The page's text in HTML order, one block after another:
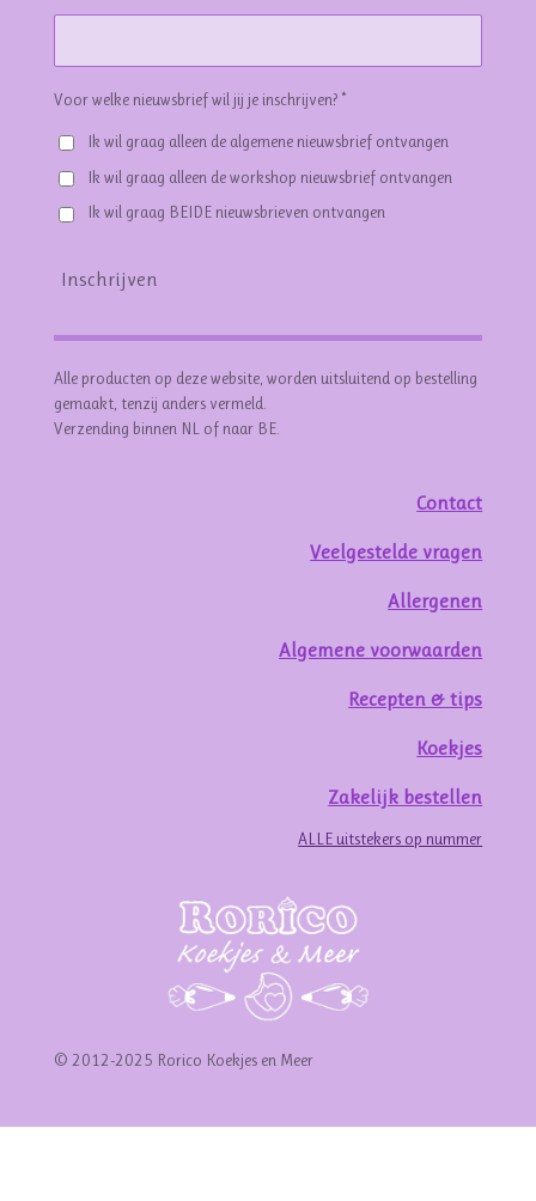
Voor welke nieuwsbrief wil jij je inschrijven? *
Ik wil graag alleen de algemene nieuwsbrief ontvangen
Ik wil graag alleen de workshop nieuwsbrief ontvangen
Ik wil graag BEIDE nieuwsbrieven ontvangen
Inschrijven
Alle producten op deze website, worden uitsluitend op bestelling
gemaakt, tenzij anders vermeld.
Verzending binnen NL of naar BE.
Contact
Veelgestelde vragen
Allergenen
Algemene voorwaarden
Recepten & tips
Koekjes
Zakelijk bestellen
ALLE uitstekers op nummer
© 2012-2025 Rorico Koekjes en Meer